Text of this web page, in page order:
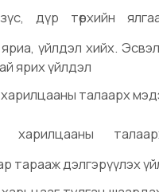
дүр төрхийн
яриа, үйлдэл хийх.
ярих үйлдэл
талаарх
харилцааны
тарааж дэлгэрүүлэх